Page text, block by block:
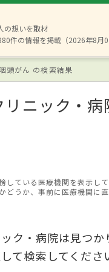
の想いを取材
件の情報を掲載（2026年8月
頭がん の検索結果
リニック・病
ている医療機関を表示し
うか、事前に医療機関に直
ク・病院は見つか
て検索してくださ